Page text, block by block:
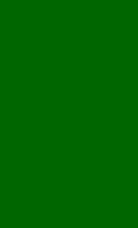
Podle zákona o